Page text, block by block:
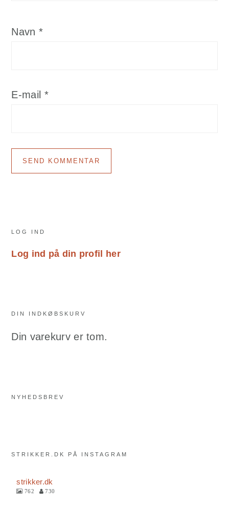
Navn *
E-mail *
Primary
Sidebar
LOG IND
Log ind på din profil her
DIN INDKØBSKURV
Din varekurv er tom.
NYHEDSBREV
STRIKKER.DK PÅ INSTAGRAM
strikker.dk
762 730